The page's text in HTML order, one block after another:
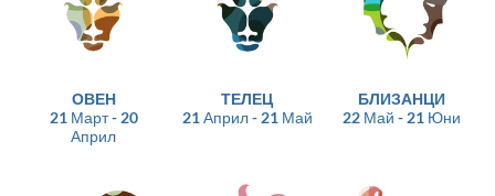
ОВЕН
21 Март - 20
Април
ТЕЛЕЦ
21 Април - 21 Май
БЛИЗАНЦИ
22 Май - 21 Юни